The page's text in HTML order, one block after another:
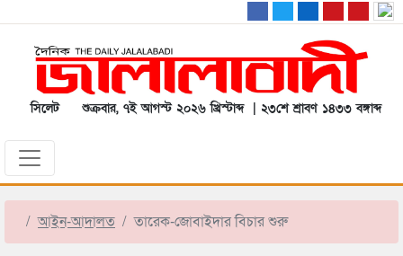
সিলেট শুক্রবার, ৭ই আগস্ট ২০২৬ খ্রিস্টাব্দ | ২৩শে শ্রাবণ ১৪৩৩ বঙ্গাব্দ
আইন-আদালত তারেক-জোবাইদার বিচার শুরু